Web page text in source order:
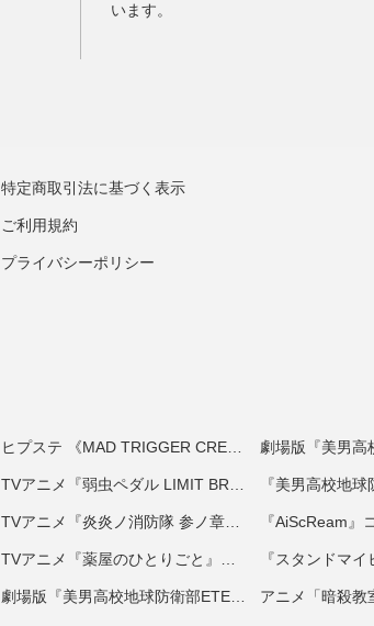
特定商取引法に基づく表示
ご利用規約
プライバシーポリシー
ヒプステ 《MAD TRIGGER CREW ＆ どついたれ本舗 feat. 道頓堀ダイバーズ》コラボ
TVアニメ『弱虫ペダル LIMIT BREAK』
TVアニメ『炎炎ノ消防隊 参ノ章』コラボ
TVアニメ『薬屋のひとりごと』コラボ
劇場版『美男高校地球防衛部ETERNAL LOVE！』
『美男高校地球
『AiScReam』
『スタンドマ
アニメ「暗殺教